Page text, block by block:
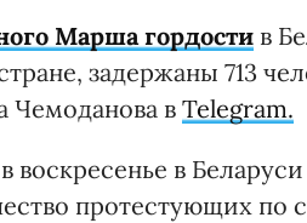
Марша гордости в
задержаны 713
Чемоданова в Telegram.
воскресенье в
протестующих по